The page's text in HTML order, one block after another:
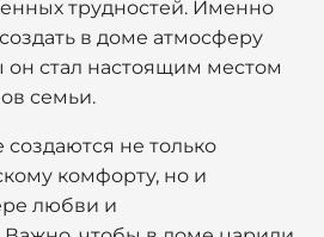
трудностей. Именно
в доме атмосферу
он стал настоящим местом
семьи.
создаются не только
комфорту, но и
любви и